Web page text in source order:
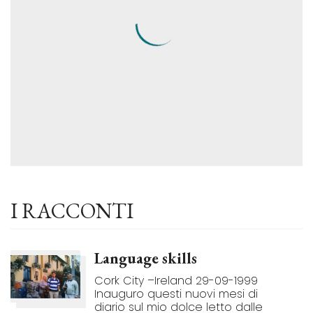
I RACCONTI
Language skills
Cork City –Ireland 29-09-1999
Inauguro questi nuovi mesi di
diario sul mio dolce letto dalle